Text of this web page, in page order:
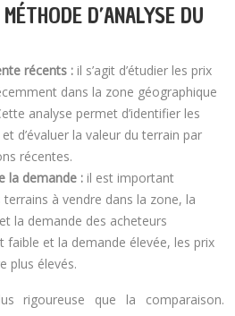
D’ANALYSE DU
récents : il s’agit d’étudier les prix
dans la zone géographique
analyse permet d’identifier les
d’évaluer la valeur du terrain par
récentes.
la demande : il est important
terrains à vendre dans la zone, la
la demande des acheteurs
faible et la demande élevée, les prix
plus élevés.
rigoureuse que la comparaison.